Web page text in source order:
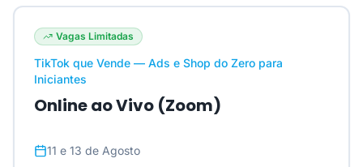
Vagas Limitadas
TikTok que Vende — Ads e Shop do Zero para
Iniciantes
Online ao Vivo (Zoom)
11 e 13 de Agosto